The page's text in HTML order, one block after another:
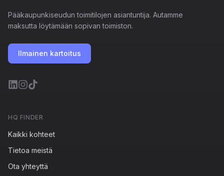
Pääkaupunkiseudun toimitilojen asiantuntija. Autamme
maksutta löytämään sopivan toimiston.
Ilmainen kartoitus
HQ FINDER
Kaikki kohteet
Tietoa meistä
Ota yhteyttä